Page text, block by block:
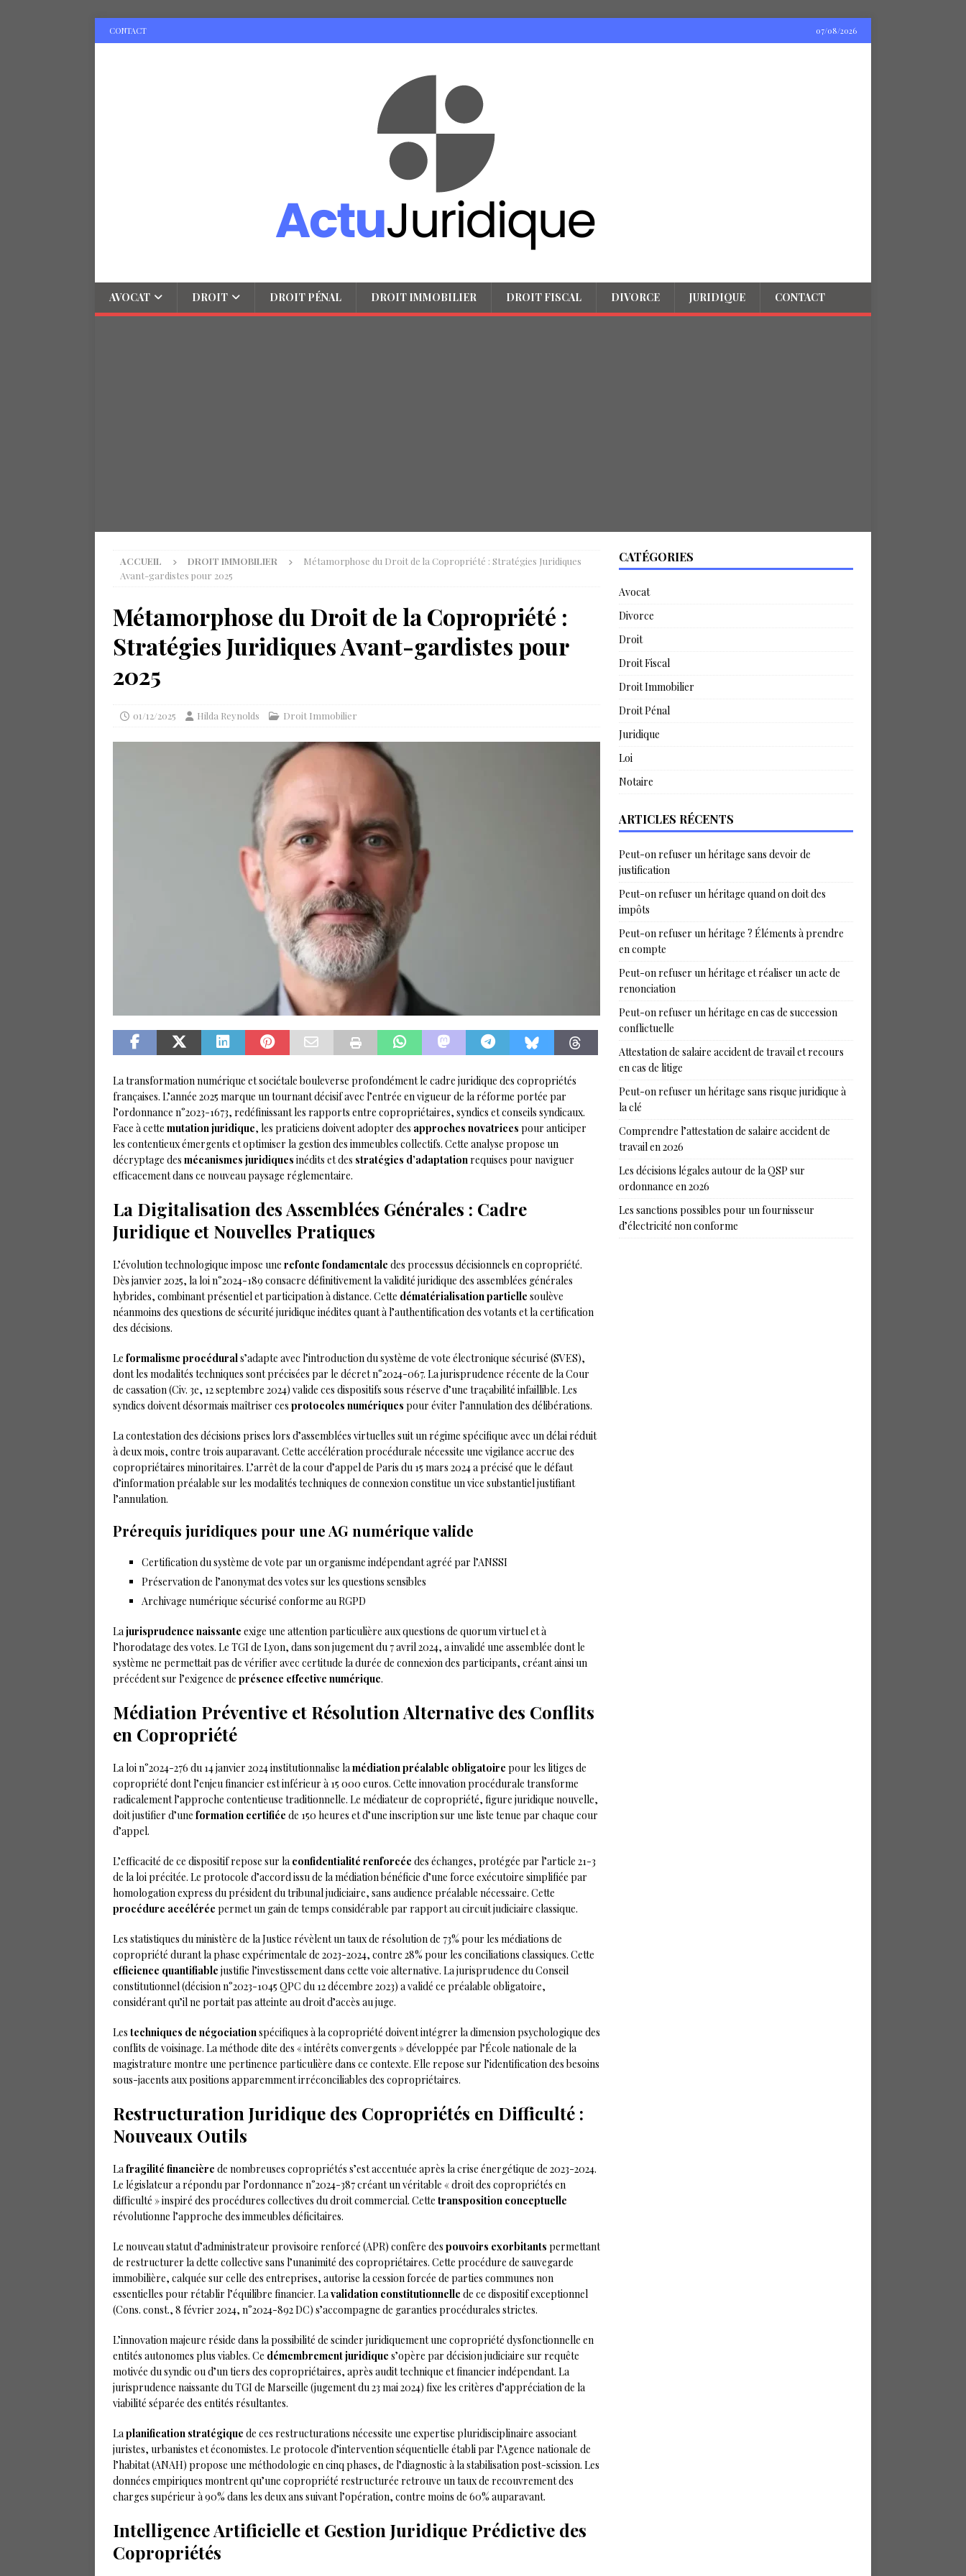
CONTACT 07/08/2026
AVOCAT DROIT DROIT PÉNAL DROIT IMMOBILIER DROIT FISCAL DIVORCE JURIDIQUE CONTACT
ACCUEIL DROIT IMMOBILIER
Métamorphose du Droit de la Copropriété : Stratégies Juridiques
Avant-gardistes pour 2025
Métamorphose du Droit de la Copropriété :
Stratégies Juridiques Avant-gardistes pour
2025
01/12/2025 Hilda Reynolds Droit Immobilier
La transformation numérique et sociétale bouleverse profondément le cadre juridique des copropriétés
françaises. L’année 2025 marque un tournant décisif avec l’entrée en vigueur de la réforme portée par
l’ordonnance n°2023-1673, redéfinissant les rapports entre copropriétaires, syndics et conseils syndicaux.
Face à cette mutation juridique, les praticiens doivent adopter des approches novatrices pour anticiper
les contentieux émergents et optimiser la gestion des immeubles collectifs. Cette analyse propose un
décryptage des mécanismes juridiques inédits et des stratégies d’adaptationrequises pour naviguer
efficacement dans ce nouveau paysage réglementaire.
La Digitalisation des Assemblées Générales : Cadre
Juridique et Nouvelles Pratiques
L’évolution technologique impose une refonte fondamentale des processus décisionnels en copropriété.
Dès janvier 2025, la loi n°2024-189 consacre définitivement la validité juridique des assemblées générales
hybrides, combinant présentiel et participation à distance. Cette dématérialisation partielle soulève
néanmoins des questions de sécurité juridique inédites quant à l’authentification des votants et la certification
des décisions.
Le formalisme procédurals’adapte avec l’introduction du système de vote électronique sécurisé (SVES),
dont les modalités techniques sont précisées par le décret n°2024-067. La jurisprudence récente de la Cour
de cassation (Civ. 3e, 12 septembre 2024) valide ces dispositifs sous réserve d’une traçabilité infaillible. Les
syndics doivent désormais maîtriser ces protocoles numériques pour éviter l’annulation des délibérations.
La contestation des décisions prises lors d’assemblées virtuelles suit un régime spécifique avec un délai réduit
à deux mois, contre trois auparavant. Cette accélération procédurale nécessite une vigilance accrue des
copropriétaires minoritaires. L’arrêt de la cour d’appel de Paris du 15 mars 2024 a précisé que le défaut
d’information préalable sur les modalités techniques de connexion constitue un vice substantiel justifiant
l’annulation.
Prérequis juridiques pour une AG numérique valide
Certification du système de vote par un organisme indépendant agréé par l’ANSSI
Préservation de l’anonymat des votes sur les questions sensibles
Archivage numérique sécurisé conforme au RGPD
Lajurisprudence naissante exige une attention particulière aux questions de quorum virtuel et à
l’horodatage des votes. Le TGI de Lyon, dans son jugement du 7 avril 2024, a invalidé une assemblée dont le
système ne permettait pas de vérifier avec certitude la durée de connexion des participants, créant ainsi un
précédent sur l’exigence de présence effective numérique.
Médiation Préventive et Résolution Alternative des Conflits
en Copropriété
La loi n°2024-276 du 14 janvier 2024 institutionnalise lamédiation préalable obligatoire pour les litiges de
copropriété dont l’enjeu financier est inférieur à 15 000 euros. Cette innovation procédurale transforme
radicalement l’approche contentieuse traditionnelle. Le médiateur de copropriété, figure juridique nouvelle,
doit justifier d’une formation certifiée de 150 heures et d’une inscription sur une liste tenue par chaque cour
d’appel.
L’efficacité de ce dispositif repose sur la confidentialité renforcée des échanges, protégée par l’article 21-3
de la loi précitée. Le protocole d’accord issu de la médiation bénéficie d’une force exécutoire simplifiée par
homologation express du président du tribunal judiciaire, sans audience préalable nécessaire. Cette
procédure accélérée permet un gain de temps considérable par rapport au circuit judiciaire classique.
Les statistiques du ministère de la Justice révèlent un taux de résolution de 73% pour les médiations de
copropriété durant la phase expérimentale de 2023-2024, contre 28% pour les conciliations classiques. Cette
efficience quantifiable justifie l’investissement dans cette voie alternative. La jurisprudence du Conseil
constitutionnel (décision n°2023-1045 QPC du 12 décembre 2023) a validé ce préalable obligatoire,
considérant qu’il ne portait pas atteinte au droit d’accès au juge.
Les techniques de négociationspécifiques à la copropriété doivent intégrer la dimension psychologique des
conflits de voisinage. La méthode dite des « intérêts convergents » développée par l’École nationale de la
magistrature montre une pertinence particulière dans ce contexte. Elle repose sur l’identification des besoins
sous-jacents aux positions apparemment irréconciliables des copropriétaires.
Restructuration Juridique des Copropriétés en Difficulté :
Nouveaux Outils
Lafragilité financière de nombreuses copropriétés s’est accentuée après la crise énergétique de 2023-2024.
Le législateur a répondu par l’ordonnance n°2024-387 créant un véritable « droit des copropriétés en
difficulté » inspiré des procédures collectives du droit commercial. Cette transposition conceptuelle
révolutionne l’approche des immeubles déficitaires.
Le nouveau statut d’administrateur provisoire renforcé (APR) confère des pouvoirs exorbitants permettant
de restructurer la dette collective sans l’unanimité des copropriétaires. Cette procédure de sauvegarde
immobilière, calquée sur celle des entreprises, autorise la cession forcée de parties communes non
essentielles pour rétablir l’équilibre financier. Lavalidation constitutionnelle de ce dispositif exceptionnel
(Cons. const., 8 février 2024, n°2024-892 DC) s’accompagne de garanties procédurales strictes.
L’innovation majeure réside dans la possibilité de scinder juridiquement une copropriété dysfonctionnelle en
entités autonomes plus viables. Ce démembrement juridique s’opère par décision judiciaire sur requête
motivée du syndic ou d’un tiers des copropriétaires, après audit technique et financier indépendant. La
jurisprudence naissante du TGI de Marseille (jugement du 23 mai 2024) fixe les critères d’appréciation de la
viabilité séparée des entités résultantes.
Laplanification stratégique de ces restructurations nécessite une expertise pluridisciplinaire associant
juristes, urbanistes et économistes. Le protocole d’intervention séquentielle établi par l’Agence nationale de
l’habitat (ANAH) propose une méthodologie en cinq phases, de l’diagnostic à la stabilisation post-scission. Les
données empiriques montrent qu’une copropriété restructurée retrouve un taux de recouvrement des
charges supérieur à 90% dans les deux ans suivant l’opération, contre moins de 60% auparavant.
Intelligence Artificielle et Gestion Juridique Prédictive des
Copropriétés
CATÉGORIES
Avocat
Divorce
Droit
Droit Fiscal
Droit Immobilier
Droit Pénal
Juridique
Loi
Notaire
ARTICLES RÉCENTS
Peut-on refuser un héritage sans devoir de
justification
Peut-on refuser un héritage quand on doit des
impôts
Peut-on refuser un héritage ? Éléments à prendre
en compte
Peut-on refuser un héritage et réaliser un acte de
renonciation
Peut-on refuser un héritage en cas de succession
conflictuelle
Attestation de salaire accident de travail et recours
en cas de litige
Peut-on refuser un héritage sans risque juridique à
la clé
Comprendre l’attestation de salaire accident de
travail en 2026
Les décisions légales autour de la QSP sur
ordonnance en 2026
Les sanctions possibles pour un fournisseur
d’électricité non conforme